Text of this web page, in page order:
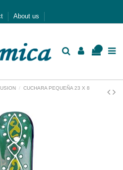
About us
CUCHARA PEQUEÑA 23 X 8